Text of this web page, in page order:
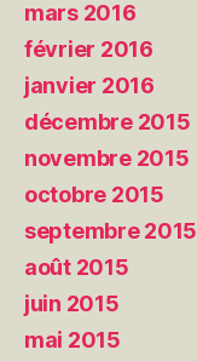
mars 2016
février 2016
janvier 2016
décembre 2015
novembre 2015
octobre 2015
septembre 2015
août 2015
juin 2015
mai 2015